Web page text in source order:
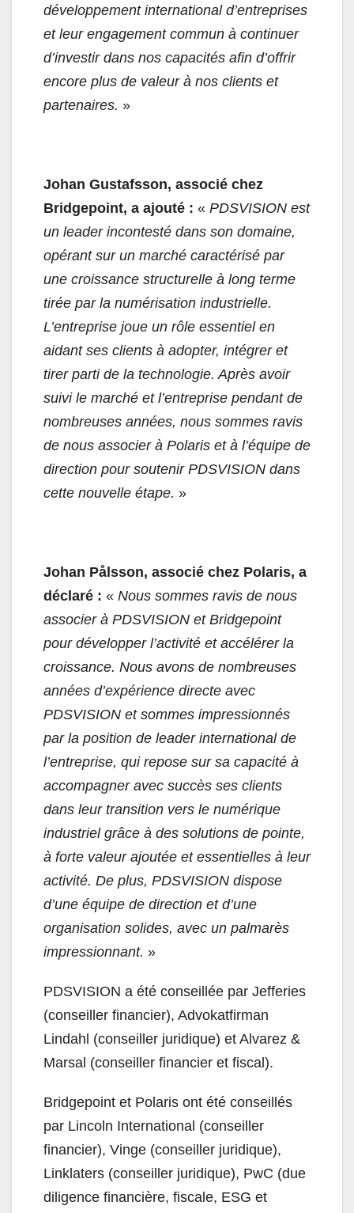
développement international d’entreprises
et leur engagement commun à continuer
d’investir dans nos capacités afin d’offrir
encore plus de valeur à nos clients et
partenaires. »
Johan Gustafsson, associé chez
Bridgepoint, a ajouté : « PDSVISION est
un leader incontesté dans son domaine,
opérant sur un marché caractérisé par
une croissance structurelle à long terme
tirée par la numérisation industrielle.
L’entreprise joue un rôle essentiel en
aidant ses clients à adopter, intégrer et
tirer parti de la technologie. Après avoir
suivi le marché et l’entreprise pendant de
nombreuses années, nous sommes ravis
de nous associer à Polaris et à l’équipe de
direction pour soutenir PDSVISION dans
cette nouvelle étape. »
Johan Pålsson, associé chez Polaris, a
déclaré : « Nous sommes ravis de nous
associer à PDSVISION et Bridgepoint
pour développer l’activité et accélérer la
croissance. Nous avons de nombreuses
années d’expérience directe avec
PDSVISION et sommes impressionnés
par la position de leader international de
l’entreprise, qui repose sur sa capacité à
accompagner avec succès ses clients
dans leur transition vers le numérique
industriel grâce à des solutions de pointe,
à forte valeur ajoutée et essentielles à leur
activité. De plus, PDSVISION dispose
d’une équipe de direction et d’une
organisation solides, avec un palmarès
impressionnant. »
PDSVISION a été conseillée par Jefferies
(conseiller financier), Advokatfirman
Lindahl (conseiller juridique) et Alvarez &
Marsal (conseiller financier et fiscal).
Bridgepoint et Polaris ont été conseillés
par Lincoln International (conseiller
financier), Vinge (conseiller juridique),
Linklaters (conseiller juridique), PwC (due
diligence financière, fiscale, ESG et